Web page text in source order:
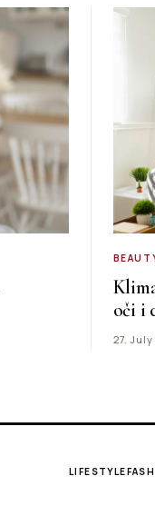
oči i
27.
LIFESTYLE